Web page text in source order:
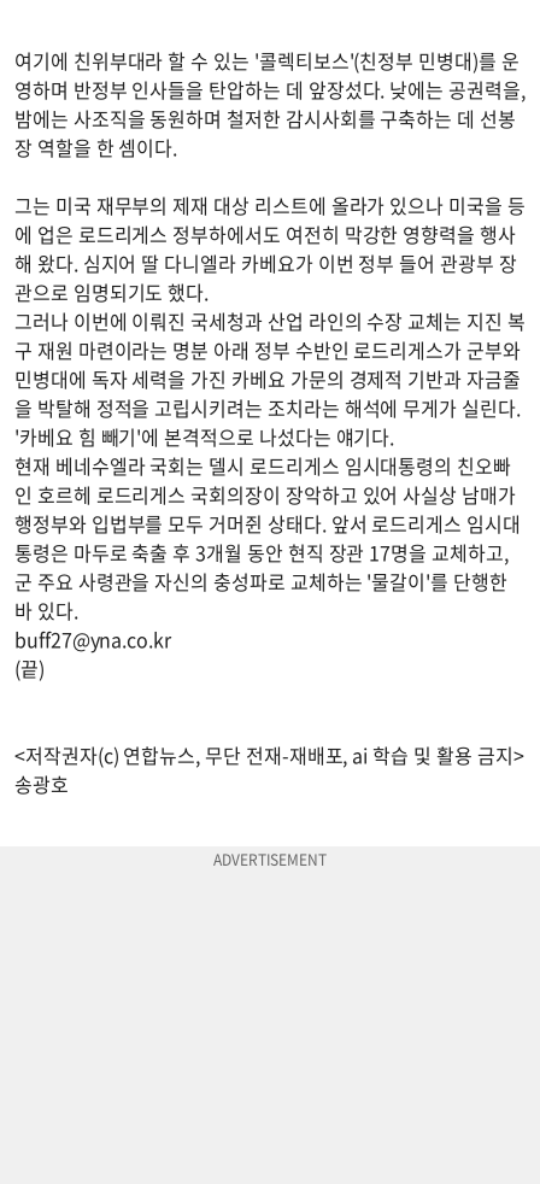
여기에 친위부대라 할 수 있는 '콜렉티보스'(친정부 민병대)를 운
영하며 반정부 인사들을 탄압하는 데 앞장섰다. 낮에는 공권력을,
밤에는 사조직을 동원하며 철저한 감시사회를 구축하는 데 선봉
장 역할을 한 셈이다.
그는 미국 재무부의 제재 대상 리스트에 올라가 있으나 미국을 등
에 업은 로드리게스 정부하에서도 여전히 막강한 영향력을 행사
해 왔다. 심지어 딸 다니엘라 카베요가 이번 정부 들어 관광부 장
관으로 임명되기도 했다.
그러나 이번에 이뤄진 국세청과 산업 라인의 수장 교체는 지진 복
구 재원 마련이라는 명분 아래 정부 수반인 로드리게스가 군부와
민병대에 독자 세력을 가진 카베요 가문의 경제적 기반과 자금줄
을 박탈해 정적을 고립시키려는 조치라는 해석에 무게가 실린다.
'카베요 힘 빼기'에 본격적으로 나섰다는 얘기다.
현재 베네수엘라 국회는 델시 로드리게스 임시대통령의 친오빠
인 호르헤 로드리게스 국회의장이 장악하고 있어 사실상 남매가
행정부와 입법부를 모두 거머쥔 상태다. 앞서 로드리게스 임시대
통령은 마두로 축출 후 3개월 동안 현직 장관 17명을 교체하고,
군 주요 사령관을 자신의 충성파로 교체하는 '물갈이'를 단행한
바 있다.
buff27@yna.co.kr
(끝)
<저작권자(c) 연합뉴스, 무단 전재-재배포, ai 학습 및 활용 금지>
송광호